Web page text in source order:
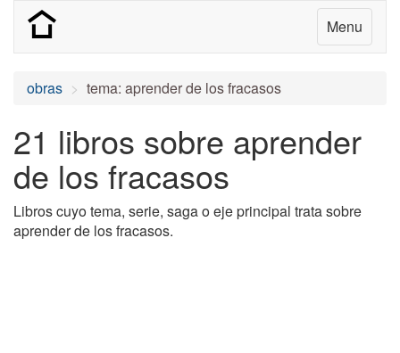
Menu
obras tema: aprender de los fracasos
21 libros sobre aprender
de los fracasos
Libros cuyo tema, serie, saga o eje principal trata sobre
aprender de los fracasos.